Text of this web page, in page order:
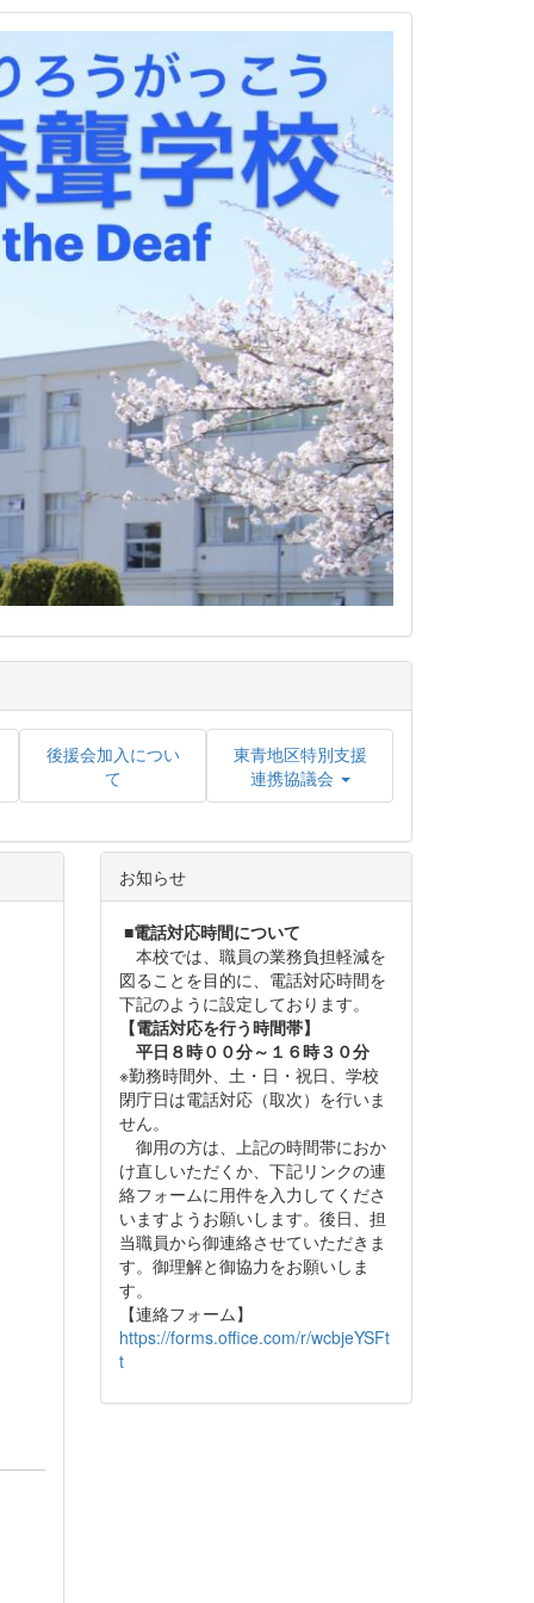
後援会加入につい
て
東青地区特別支援
連携協議会
お知らせ
■電話対応時間について
本校では、職員の業務負担軽減を
図ることを目的に、電話対応時間を
下記のように設定しております。
【電話対応を行う時間帯】
平日８時００分～１６時３０分
※勤務時間外、土・日・祝日、学校
閉庁日は電話対応（取次）を行いま
せん。
御用の方は、上記の時間帯におか
け直しいただくか、下記リンクの連
絡フォームに用件を入力してくださ
いますようお願いします。後日、担
当職員から御連絡させていただきま
す。御理解と御協力をお願いしま
す。
【連絡フォーム】
https://forms.office.com/r/wcbjeYSFt
t